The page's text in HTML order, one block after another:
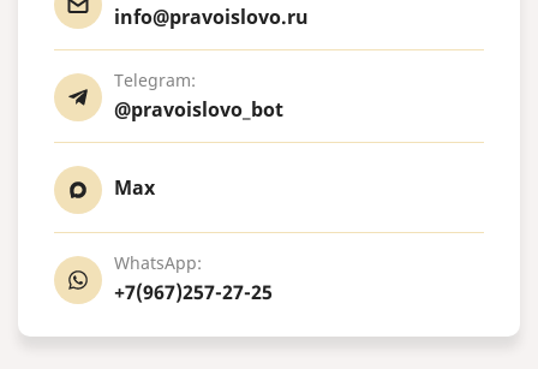
info@pravoislovo.ru
Telegram:
@pravoislovo_bot
Max
WhatsApp:
+7(967)257-27-25